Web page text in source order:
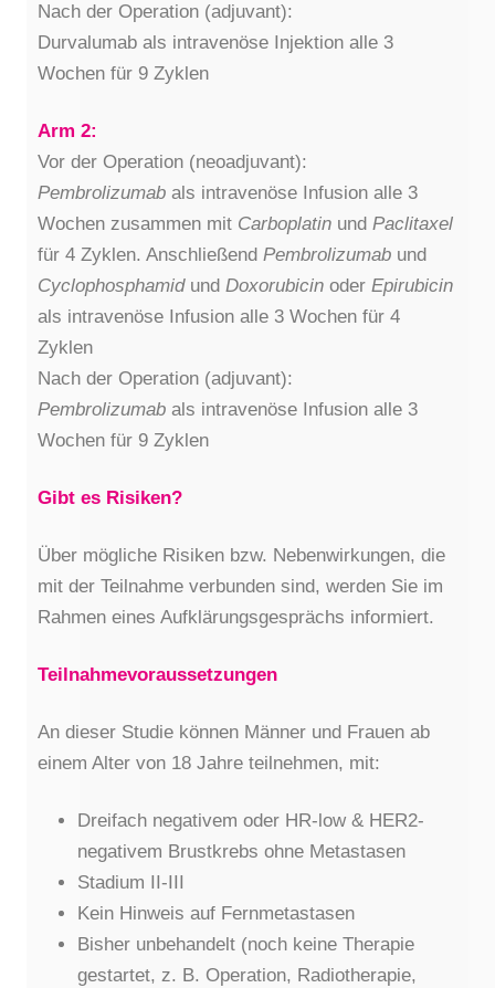
Nach der Operation (adjuvant):
Durvalumab als intravenöse Injektion alle 3
Wochen für 9 Zyklen
Arm 2:
Vor der Operation (neoadjuvant):
Pembrolizumab als intravenöse Infusion alle 3
Wochen zusammen mit Carboplatin und Paclitaxel
für 4 Zyklen. Anschließend Pembrolizumab und
Cyclophosphamidund Doxorubicin oder Epirubicin
als intravenöse Infusion alle 3 Wochen für 4
Zyklen
Nach der Operation (adjuvant):
Pembrolizumab als intravenöse Infusion alle 3
Wochen für 9 Zyklen
Gibt es Risiken?
Über mögliche Risiken bzw. Nebenwirkungen, die
mit der Teilnahme verbunden sind, werden Sie im
Rahmen eines Aufklärungsgesprächs informiert.
Teilnahmevoraussetzungen
An dieser Studie können Männer und Frauen ab
einem Alter von 18 Jahre teilnehmen, mit:
Dreifach negativem oder HR-low & HER2-
negativem Brustkrebs ohne Metastasen
Stadium II-III
Kein Hinweis auf Fernmetastasen
Bisher unbehandelt (noch keine Therapie
gestartet, z. B. Operation, Radiotherapie,